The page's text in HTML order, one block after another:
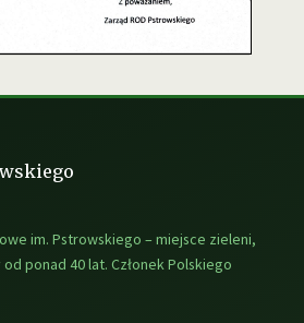
im. Pstrowskiego – miejsce zieleni,
ponad 40 lat. Członek Polskiego